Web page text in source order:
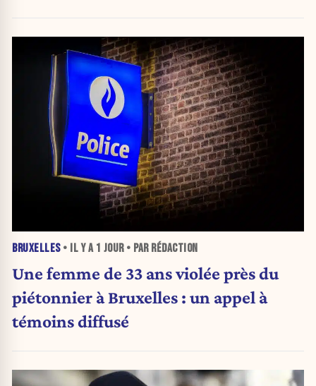
BRUXELLES• IL Y A 1 JOUR• PAR RÉDACTION
Une femme de 33 ans violée près du
piétonnier à Bruxelles : un appel à
témoins diffusé